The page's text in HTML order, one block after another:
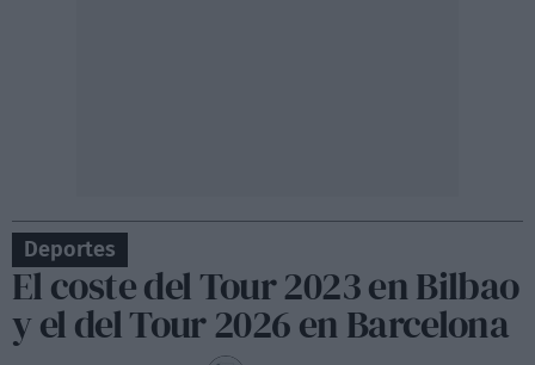
Deportes
El coste del Tour 2023 en Bilbao
y el del Tour 2026 en Barcelona